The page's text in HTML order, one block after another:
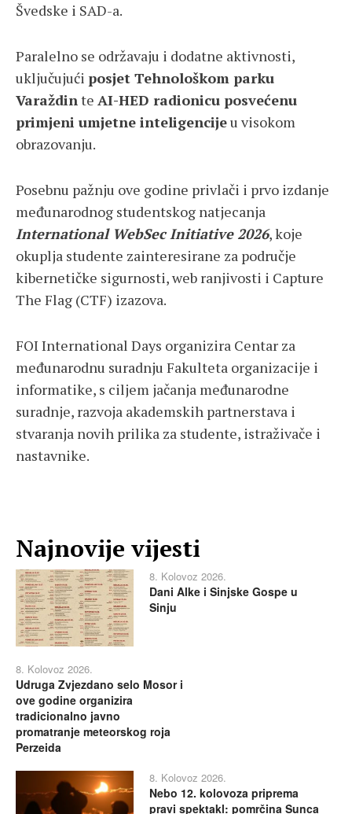
Švedske i SAD-a.
Paralelno se održavaju i dodatne aktivnosti,
uključujući posjet Tehnološkom parku
Varaždinte AI-HED radionicu posvećenu
primjeni umjetne inteligencijeu visokom
obrazovanju.
Posebnu pažnju ove godine privlači i prvo izdanje
međunarodnog studentskog natjecanja
International WebSec Initiative 2026, koje
okuplja studente zainteresirane za područje
kibernetičke sigurnosti, web ranjivosti i Capture
The Flag (CTF) izazova.
FOI International Days organizira Centar za
međunarodnu suradnju Fakulteta organizacije i
informatike, s ciljem jačanja međunarodne
suradnje, razvoja akademskih partnerstava i
stvaranja novih prilika za studente, istraživače i
nastavnike.
Najnovije vijesti
8. Kolovoz 2026.
Dani Alke i Sinjske Gospe u
Sinju
8. Kolovoz 2026.
Udruga Zvjezdano selo Mosor i
ove godine organizira
tradicionalno javno
promatranje meteorskog roja
Perzeida
8. Kolovoz 2026.
Nebo 12. kolovoza priprema
pravi spektakl: pomrčina Sunca